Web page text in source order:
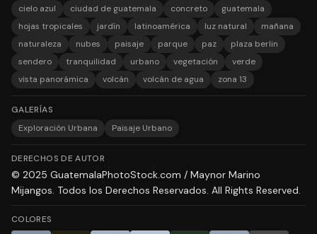
cielo azul
ciudad de guatemala concreto
guatemala
hojas tropicales
jardín latinoamérica luz natural
mañana
naturaleza
nubes paisaje parque paz
plaza berlin
sendero
tranquilidad urbano vegetación
verde
vista panorámica
volcán volcán de agua zona 13
GALERÍAS
Exploración Urbana
Paisaje Urbano
DERECHOS DE AUTOR
© 2025 GuatemalaPhotoStock.com / Maynor Marino
Mijangos. Todos los Derechos Reservados. All Rights Reserved.
COLORES